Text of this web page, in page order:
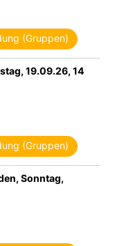
(Gruppen)
19.09.26, 14
(Gruppen)
Sonntag,